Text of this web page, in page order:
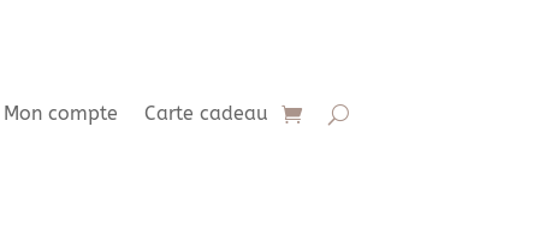
Mon compte Carte cadeau